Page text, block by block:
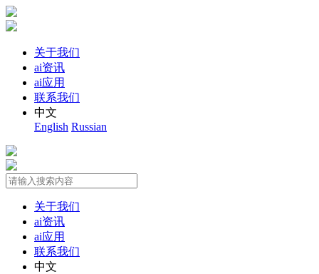
关于我们
ai资讯
ai应用
联系我们
中文
English Russian
关于我们
ai资讯
ai应用
联系我们
中文